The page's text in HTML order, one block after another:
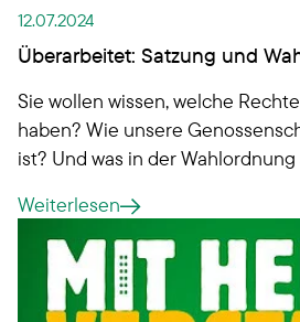
12.07.2024
Überarbeitet: Satzung und
Sie wollen wissen, welche
haben? Wie unsere
ist? Und was in der
Weiterlesen